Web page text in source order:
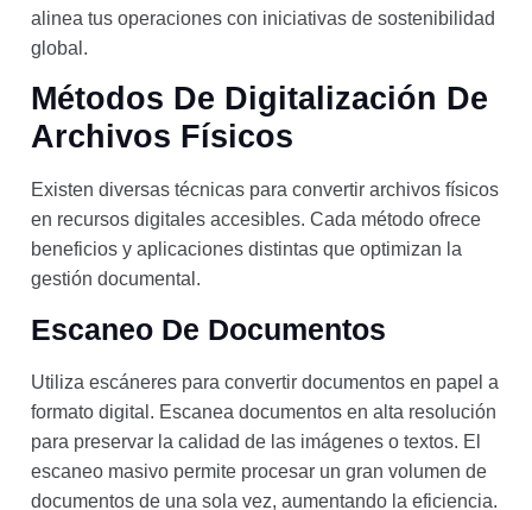
alinea tus operaciones con iniciativas de sostenibilidad
global.
Métodos De Digitalización De
Archivos Físicos
Existen diversas técnicas para convertir archivos físicos
en recursos digitales accesibles. Cada método ofrece
beneficios y aplicaciones distintas que optimizan la
gestión documental.
Escaneo De Documentos
Utiliza escáneres para convertir documentos en papel a
formato digital. Escanea documentos en alta resolución
para preservar la calidad de las imágenes o textos. El
escaneo masivo permite procesar un gran volumen de
documentos de una sola vez, aumentando la eficiencia.